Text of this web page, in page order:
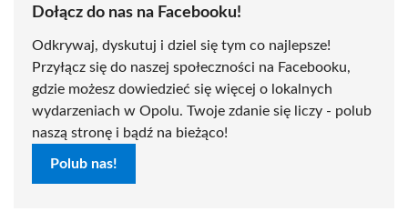
Dołącz do nas na Facebooku!
Odkrywaj, dyskutuj i dziel się tym co najlepsze!
Przyłącz się do naszej społeczności na Facebooku,
gdzie możesz dowiedzieć się więcej o lokalnych
wydarzeniach w Opolu. Twoje zdanie się liczy - polub
naszą stronę i bądź na bieżąco!
Polub nas!